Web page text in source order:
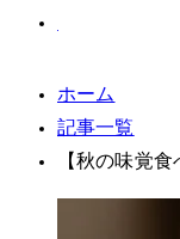
ホーム
記事一覧
【秋の味覚